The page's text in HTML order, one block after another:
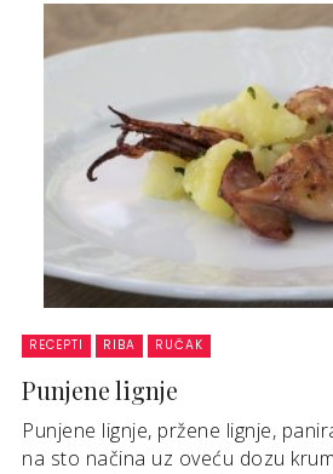
RECEPTI RIBA RUČAK
Punjene lignje
Punjene lignje, pržene lignje,
na sto načina uz oveću dozu